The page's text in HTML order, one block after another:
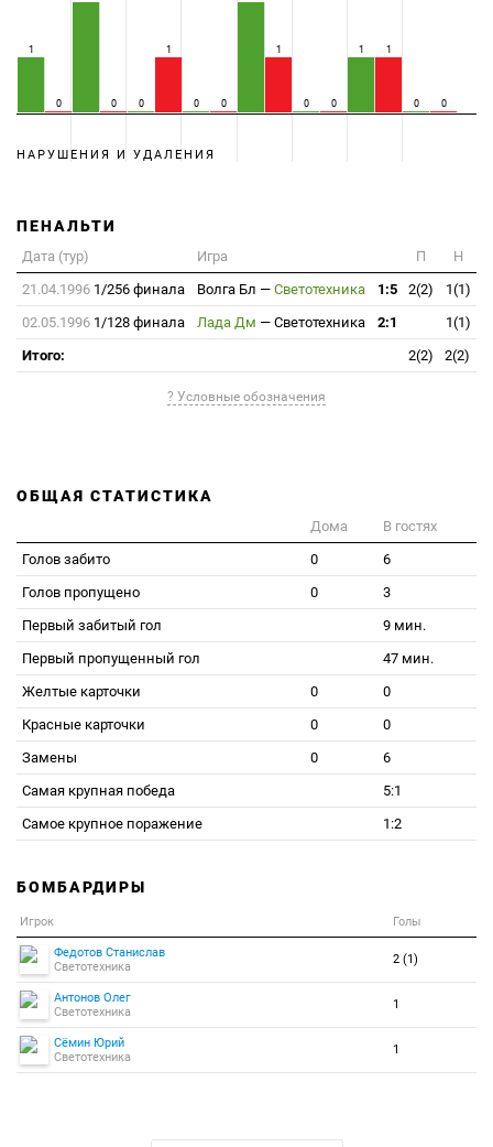
1
0 0 0
1
0 0
1
0 0
1 1
0 0
НАРУШЕНИЯ И УДАЛЕНИЯ
ПЕНАЛЬТИ
Дата (тур) Игра П
Н
21.04.1996 1/256 финала Волга Бл — Светотехника 1:5 2(2)
1(1)
02.05.1996 1/128 финала Лада Дм — Светотехника 2:1
1(1)
Итого:
2(2) 2(2)
? Условные обозначения
ОБЩАЯ СТАТИСТИКА
Дома
В гостях
Голов забито
0
6
Голов пропущено
0
3
Первый забитый гол
9 мин.
Первый пропущенный гол
47 мин.
Желтые карточки
0
0
Красные карточки
0
0
Замены
0
6
Самая крупная победа
5:1
Самое крупное поражение
1:2
БОМБАРДИРЫ
Игрок Голы
Федотов Станислав
Светотехника
2 (1)
Антонов Олег
Светотехника
1
Сёмин Юрий
Светотехника
1